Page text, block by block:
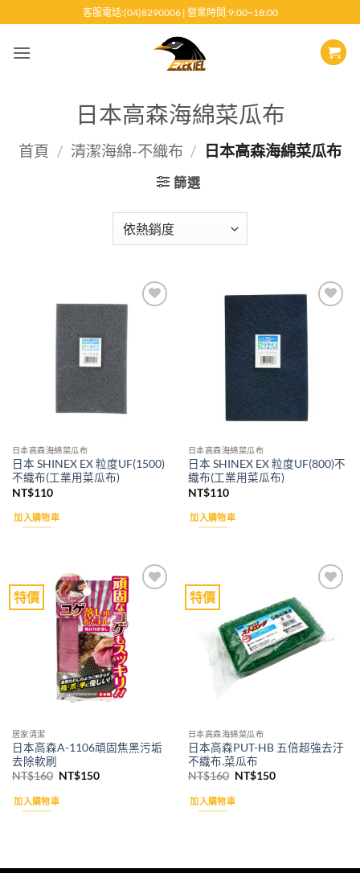
至
客服電話:(04)8290006 | 營業時間:9:00~18:00
日本高森海綿菜瓜布
首頁 / 清潔海綿-不織布 / 日本高森海綿菜瓜布
篩選
日本高森海綿菜瓜布
日本 SHINEX EX 粒度UF(1500)
不織布(工業用菜瓜布)
NT$110
加入購物車
日本高森海綿菜瓜布
日本 SHINEX EX 粒度UF(800)不
織布(工業用菜瓜布)
NT$110
加入購物車
特價
居家清潔
日本高森A-1106頑固焦黑污垢
去除軟刷
NT$160 原
價
格：
NT$150目
加入購物車
特價
wishlist
日本高森海綿菜瓜布
日本高森PUT-HB 五倍超強去汙
不織布.菜瓜布
NT$160 原
價
格：
NT$150目
加入購物車